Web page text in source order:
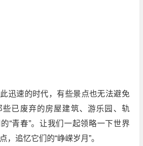
迅速的时代，有些景点也无法避免
些已废弃的房屋建筑、游乐园、轨
“青春”。让我们一起领略一下世界
，追忆它们的“峥嵘岁月”。